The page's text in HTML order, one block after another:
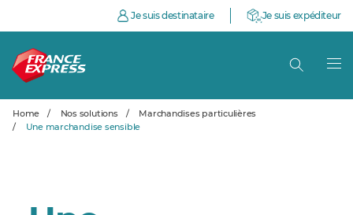
Je suis destinataire Je suis expéditeur
Home / Nos solutions /
Marchandises particulières
/
Une marchandise sensible